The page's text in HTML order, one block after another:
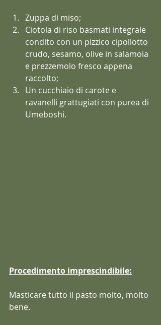
Zuppa di miso;
Ciotola di riso basmati integrale
condito con un pizzico cipollotto
crudo, sesamo, olive in salamoia
e prezzemolo fresco appena
raccolto;
Un cucchiaio di carote e
ravanelli grattugiati con purea di
Umeboshi.
Procedimento imprescindibile:
Masticare tutto il pasto molto, molto
bene.